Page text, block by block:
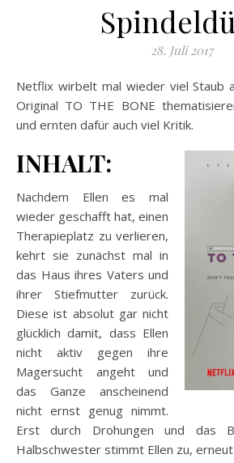
28. Juli 2017
Netflix wirbelt mal wieder viel Staub auf. Mit ihrem neuen
Original TO THE BONE
und ernten dafür auch viel Kritik.
INHALT:
Nachdem Ellen es mal
wieder geschafft hat, einen
Therapieplatz zu verlieren,
kehrt sie zunächst mal in
das Haus ihres Vaters und
ihrer Stiefmutter zurück.
Diese ist absolut gar nicht
glücklich damit, dass Ellen
nicht aktiv gegen ihre
Magersucht angeht und
das Ganze anscheinend
nicht ernst genug nimmt.
Erst durch Drohungen und das
Halbschwester stimmt Ellen zu,